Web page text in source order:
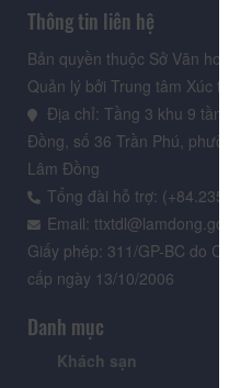
Thông tin liên hệ
Bản quyền thuộc Sở Văn
Quản lý bởi Trung tâm Xúc
Địa chỉ: Tầng 3 khu 9
Đồng, số 36 Trần Phú,
Lâm Đồng
Tổng đài hỗ trợ: (+84.235)
Email:
Giấy phép: 311/GP-BC do
cấp ngày 13/10/2006
Danh mục
Khách sạn